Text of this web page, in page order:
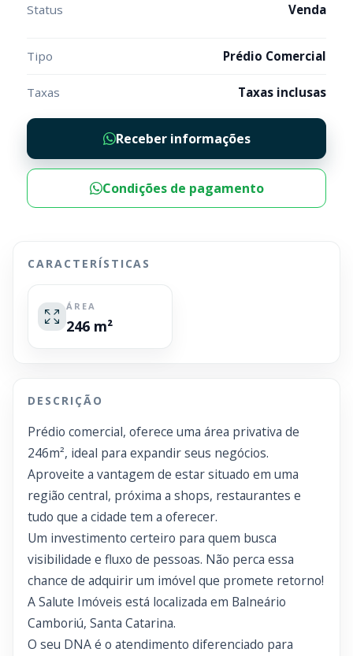
Status Venda
Tipo Prédio Comercial
Taxas Taxas inclusas
Receber informações
Condições de pagamento
CARACTERÍSTICAS
ÁREA
246 m²
DESCRIÇÃO
Prédio comercial, oferece uma área privativa de
246m², ideal para expandir seus negócios.
Aproveite a vantagem de estar situado em uma
região central, próxima a shops, restaurantes e
tudo que a cidade tem a oferecer.
Um investimento certeiro para quem busca
visibilidade e fluxo de pessoas. Não perca essa
chance de adquirir um imóvel que promete retorno!
A Salute Imóveis está localizada em Balneário
Camboriú, Santa Catarina.
O seu DNA é o atendimento diferenciado para